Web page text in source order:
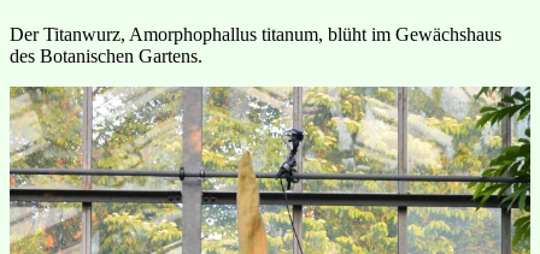
Der Titanwurz, Amorphophallus titanum, blüht im Gewächshaus
des Botanischen Gartens.